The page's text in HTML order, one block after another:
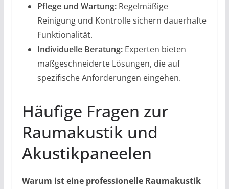
Pflege und Wartung:Regelmäßige
Reinigung und Kontrolle sichern dauerhafte
Funktionalität.
Individuelle Beratung:Experten bieten
maßgeschneiderte Lösungen, die auf
spezifische Anforderungen eingehen.
Häufige Fragen zur
Raumakustik und
Akustikpaneelen
Warum ist eine professionelle Raumakustik